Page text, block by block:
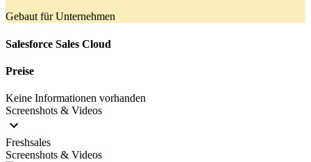
Gebaut für Unternehmen
Salesforce Sales Cloud
Preise
Keine Informationen vorhanden
Screenshots & Videos
Freshsales
Screenshots & Videos